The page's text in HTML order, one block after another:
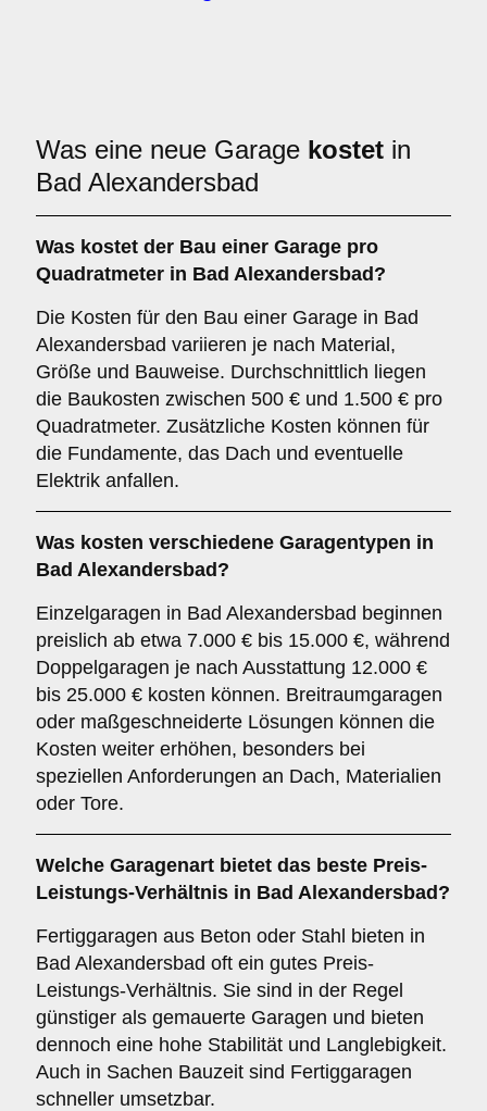
Was eine neue Garage kostet in
Bad Alexandersbad
Was kostet der Bau einer Garage pro
Quadratmeter in Bad Alexandersbad?
Die Kosten für den Bau einer Garage in Bad
Alexandersbad variieren je nach Material,
Größe und Bauweise. Durchschnittlich liegen
die Baukosten zwischen 500 € und 1.500 € pro
Quadratmeter. Zusätzliche Kosten können für
die Fundamente, das Dach und eventuelle
Elektrik anfallen.
Was kosten verschiedene Garagentypen in
Bad Alexandersbad?
Einzelgaragen in Bad Alexandersbad beginnen
preislich ab etwa 7.000 € bis 15.000 €, während
Doppelgaragen je nach Ausstattung 12.000 €
bis 25.000 € kosten können. Breitraumgaragen
oder maßgeschneiderte Lösungen können die
Kosten weiter erhöhen, besonders bei
speziellen Anforderungen an Dach, Materialien
oder Tore.
Welche Garagenart bietet das beste Preis-
Leistungs-Verhältnis in Bad Alexandersbad?
Fertiggaragen aus Beton oder Stahl bieten in
Bad Alexandersbad oft ein gutes Preis-
Leistungs-Verhältnis. Sie sind in der Regel
günstiger als gemauerte Garagen und bieten
dennoch eine hohe Stabilität und Langlebigkeit.
Auch in Sachen Bauzeit sind Fertiggaragen
schneller umsetzbar.